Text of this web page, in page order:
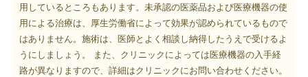
用しているところもあります。未承認の医薬品および医療機器の使
用による治療は、厚生労働省によって効果が認められているもので
はありません。施術は、医師とよく相談し納得したうえで受けるよ
うにしましょう。 また、クリニックによっては医療機器の入手経
路が異なりますので、詳細はクリニックにお問い合わせください。